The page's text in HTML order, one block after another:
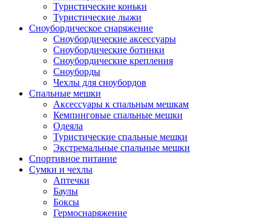
Туристические коньки
Туристические лыжи
Сноубордическое снаряжение
Сноубордические аксессуары
Сноубордические ботинки
Сноубордические крепления
Сноуборды
Чехлы для сноубордов
Спальные мешки
Аксессуары к спальным мешкам
Кемпинговые спальные мешки
Одеяла
Туристические спальные мешки
Экстремальные спальные мешки
Спортивное питание
Сумки и чехлы
Аптечки
Баулы
Боксы
Гермоснаряжение